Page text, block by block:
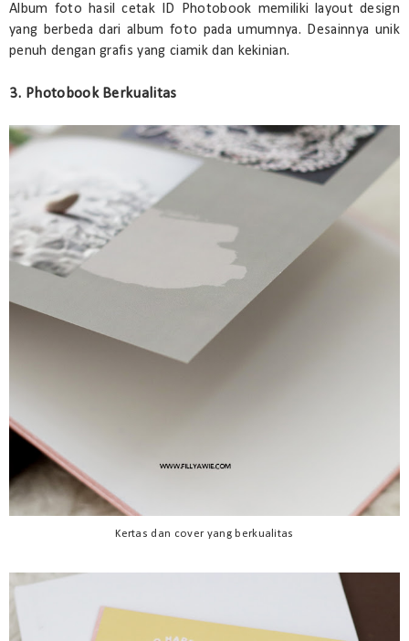
Album foto hasil cetak ID Photobook memiliki layout design
yang berbeda dari album foto pada umumnya. Desainnya unik
penuh dengan grafis yang ciamik dan kekinian.
3. Photobook Berkualitas
Kertas dan cover yang berkualitas